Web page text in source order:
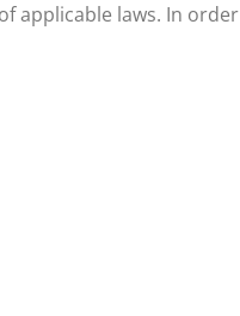
applicable laws. In order